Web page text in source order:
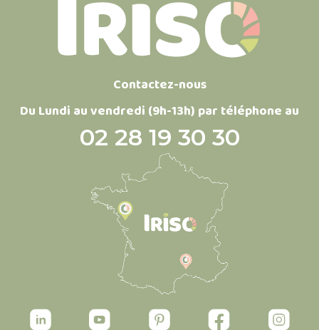
Contactez-nous
Du Lundi au vendredi (9h-13h) par téléphone au
02 28 19 30 30